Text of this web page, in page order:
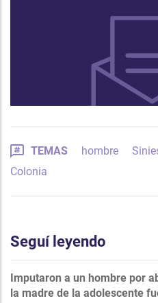
TEMAS hombre
Colonia
Seguí leyendo
Imputaron a un hombre por
la madre de la adolescente